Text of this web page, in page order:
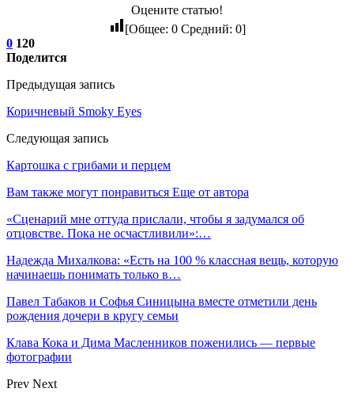
Оцените статью!
[Общее: 0Средний: 0]
0 120
Поделится
Предыдущая запись
Коричневый Smoky Eyes
Следующая запись
Картошка с грибами и перцем
Вам также могут понравиться Еще от автора
«Сценарий мне оттуда прислали, чтобы я задумался об
отцовстве. Пока не осчастливили»:…
Надежда Михалкова: «Есть на 100 % классная вещь, которую
начинаешь понимать только в…
Павел Табаков и Софья Синицына вместе отметили день
рождения дочери в кругу семьи
Клава Кока и Дима Масленников поженились — первые
фотографии
Prev Next